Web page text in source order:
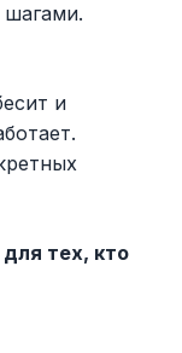
и
тех, кто